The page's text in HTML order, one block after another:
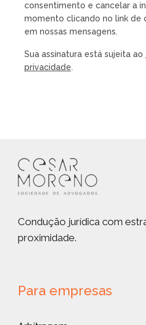
consentimento e cancelar a
momento clicando no link de
em nossas mensagens.
Sua assinatura está sujeita ao
privacidade.
Condução jurídica com
proximidade.
Para empresas